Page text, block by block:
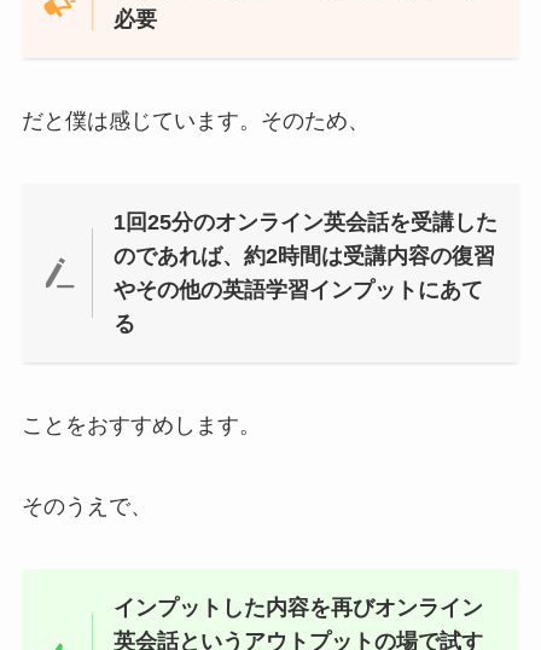
必要
だと僕は感じています。そのため、
1回25分のオンライン英会話を受講した
のであれば、約2時間は受講内容の復習
やその他の英語学習インプットにあて
る
ことをおすすめします。
そのうえで、
インプットした内容を再びオンライン
英会話というアウトプットの場で試す